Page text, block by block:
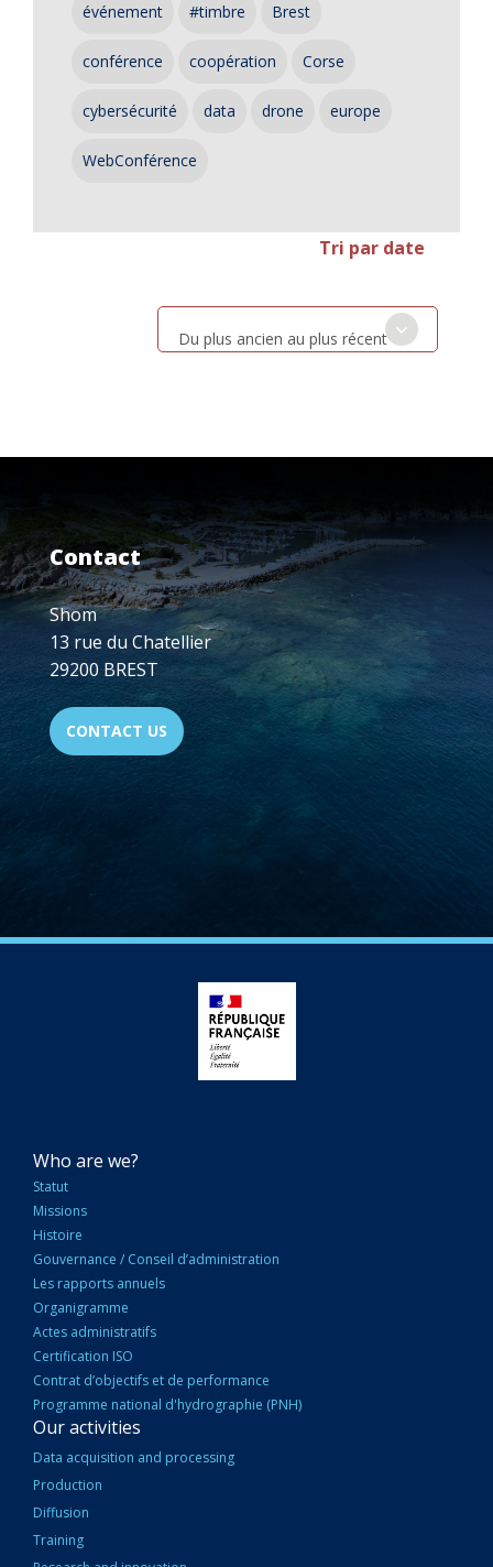
événement #timbre Brest
conférence coopération Corse
cybersécurité data drone europe
WebConférence
Tri par date
Du plus ancien au plus récent
Contact
Shom
13 rue du Chatellier
29200 BREST
CONTACT US
NAVIGATION
PRINCIPALE
Who are we?
Statut
Missions
Histoire
Gouvernance / Conseil d’administration
Les rapports annuels
Organigramme
Actes administratifs
Certification ISO
Contrat d’objectifs et de performance
Programme national d'hydrographie (PNH)
Our activities
Data acquisition and processing
Production
Diffusion
Training